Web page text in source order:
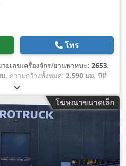
โทร
ายเลขเครื่องจักร/ยานพาหนะ: 2653,
, ความกว้างทั้งหมด: 2,590 มม, ปีที่
9,200 กก.
โฆษณาขนาดเล็ก